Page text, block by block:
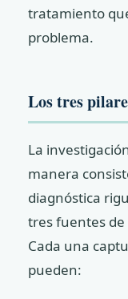
tratamiento
problema.
Los tres
La
manera
diagnóstica
tres fuentes
Cada una
pueden: